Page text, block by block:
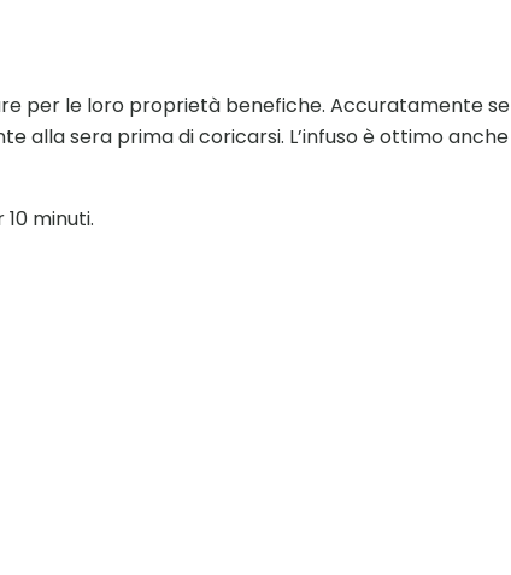
per le loro proprietà benefiche. Accuratamente
sera prima di coricarsi. L’infuso è ottimo
minuti.